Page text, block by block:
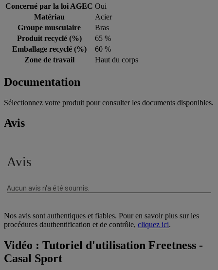
Concerné par la loi AGEC Oui
Matériau
Acier
Groupe musculaire
Bras
Produit recyclé (%)
65 %
Emballage recyclé (%)
60 %
Zone de travail
Haut du corps
Documentation
Sélectionnez votre produit pour consulter les documents disponibles.
Avis
Nos avis sont authentiques et fiables. Pour en savoir plus sur les
procédures dauthentification et de contrôle, cliquez ici.
Vidéo : Tutoriel d'utilisation Freetness -
Casal Sport